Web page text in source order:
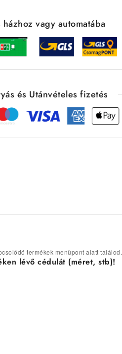
házhoz vagy automatába
és Utánvételes fizetés
termékek menüpont alatt találod.
lévő cédulát (méret, stb)!